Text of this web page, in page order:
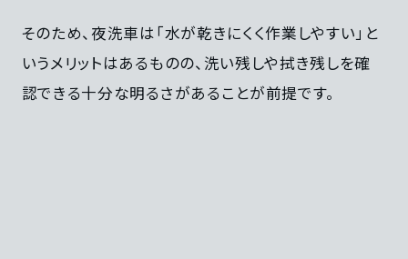
そのため、夜洗車は「水が乾きにくく作業しやすい」と
いうメリットはあるものの、洗い残しや拭き残しを確
認できる十分な明るさがあることが前提です。